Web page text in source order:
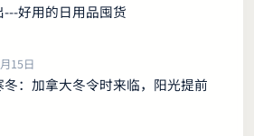
---好用的日用品囤货
15日
冬：加拿大冬令时来临，阳光提前